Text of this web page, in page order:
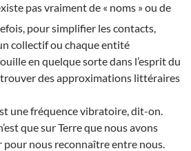
pas vraiment de « noms » ou de
pour simplifier les contacts,
collectif ou chaque entité
en quelque sorte dans l’esprit du
des approximations littéraires
une fréquence vibratoire, dit-on.
que sur Terre que nous avons
pour nous reconnaître entre nous.